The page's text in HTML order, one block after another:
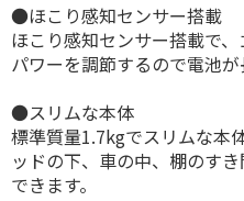
●ほこり感知センサー搭載
ほこり感知センサー搭載で
パワーを調節するので電池が
●スリムな本体
標準質量1.7kgでスリムな本
ッドの下、車の中、棚のす
できます。